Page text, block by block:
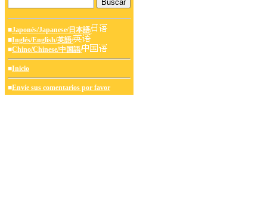
■Japonés/Japanese/日本語/
■Inglés/English/英語/
■Chino/Chinese/中国語/
■Inicio
■Envíe sus comentarios por favor